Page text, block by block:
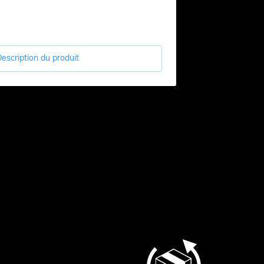
du produit